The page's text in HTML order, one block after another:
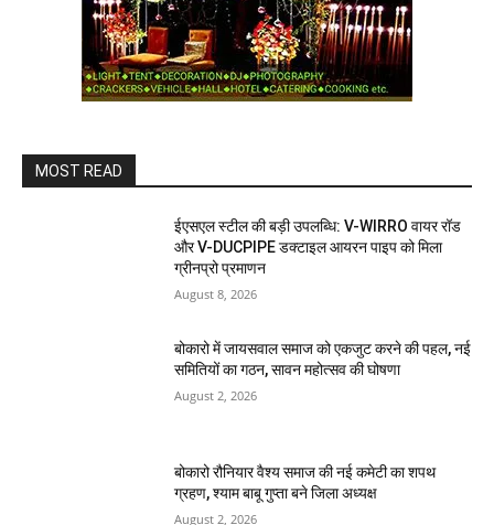
MOST READ
ईएसएल स्टील की बड़ी उपलब्धि: V-WIRRO वायर रॉड
और V-DUCPIPE डक्टाइल आयरन पाइप को मिला
ग्रीनप्रो प्रमाणन
August 8, 2026
बोकारो में जायसवाल समाज को एकजुट करने की पहल, नई
समितियों का गठन, सावन महोत्सव की घोषणा
August 2, 2026
बोकारो रौनियार वैश्य समाज की नई कमेटी का शपथ
ग्रहण, श्याम बाबू गुप्ता बने जिला अध्यक्ष
August 2, 2026